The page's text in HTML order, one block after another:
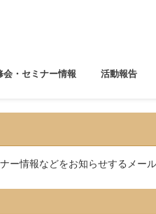
会・セミナー情報 活動報告
ー情報などをお知らせするメー